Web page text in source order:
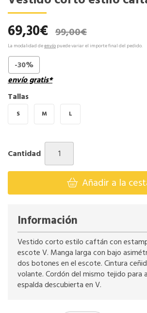
69,30€ 99,00€
La modalidad deenvío puede variar el importe final del pedido.
-30%
envío gratis*
Tallas
S M L
Cantidad
Añadir a la
Información
Vestido corto estilo caftán con
escote V. Manga larga con bajo
dos botones en el escote. Cintura
volante. Cordón del mismo tejido para
espalda descubierta en V.